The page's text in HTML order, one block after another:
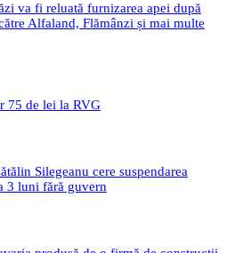
va fi reluată furnizarea apei după
Alfaland, Flămânzi și mai multe
75 de lei la RVG
Silegeanu cere suspendarea
3 luni fără guvern